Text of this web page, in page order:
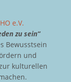
e.V.
zu sein“
Bewusstsein
und
kulturellen